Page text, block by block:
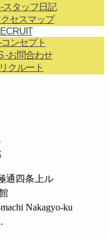
スタッフ日記
セスマップ
ンセプト
-お問合わせ
クルート
通四条上ル
Nakagyo-ku